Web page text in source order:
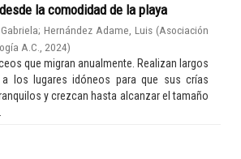
la comodidad de la playa
; Hernández Adame, Luis (Asociación
A.C.
2024)
que migran anualmente. Realizan largos
los lugares idóneos para que sus crías
y crezcan hasta alcanzar el tamaño